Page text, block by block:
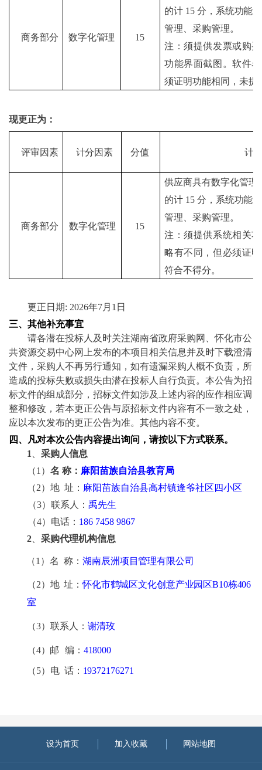
商务部分 数字化管理 15
的计 15 分，系统功能
管理、采购管理。
注：须提供发票或购
功能界面截图。软件
须证明功能相同，未提
现更正为：
评审因素 计分因素 分值 计
商务部分 数字化管理 15
供应商具有数字化管理
的计 15 分，系统功能
管理、采购管理。
注：须提供系统相关
略有不同，但必须证
符合不得分。
更正日期: 2026年7月 1 日
三、 其他补充事宜
请各潜在投标人及时关注湖南省政府采购网、怀化市公
共资源交易中心网上发布的本项目相关信息并及时下载澄清
文件，采购人不再另行通知，如有遗漏采购人概不负责，所
造成的投标失败或损失由潜在投标人自行负责。本公告为招
标文件的组成部分，招标文件如涉及上述内容的应作相应调
整和修改，若本更正公告与原招标文件内容有不一致之处，
应以本次发布的更正公告为准。其他内容不变。
四、
凡对本次公告内容提出询问，请按以下方式联系。
1
、采购人信息
（1）名 称： 麻阳苗族自治县教育局
（2）地 址： 麻阳苗族自治县高村镇逢爷社区四小区
（3） 联系人： 禹先生
（4） 电话： 186 7458 9867
2 、采购代理机构信息
（1）名 称： 湖南辰洲项目管理有限公司
（2）地 址：怀化市鹤城区文化创意产业园区B10栋406
室
（3）联系人： 谢清玫
（4）邮 编： 418000
（5）电 话： 19372176271
设为首页 加入收藏 网站地图